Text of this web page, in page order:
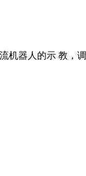
机器人的示 教，调